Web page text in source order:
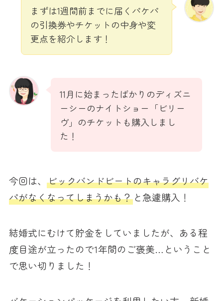
まずは1週間前までに届くパケパ
の引換券やチケットの中身や変
更点を紹介します！
11月に始まったばかりのディズニ
ーシーのナイトショー「ビリー
ヴ」のチケットも購入しまし
た！
今回は、 ビックバンドビートのキャラグリバケ
パがなくなってしまうかも？と急遽購入！
結婚式にむけて貯金をしていましたが、ある程
度目途が立ったので1年間のご褒美…ということ
で思い切りました！